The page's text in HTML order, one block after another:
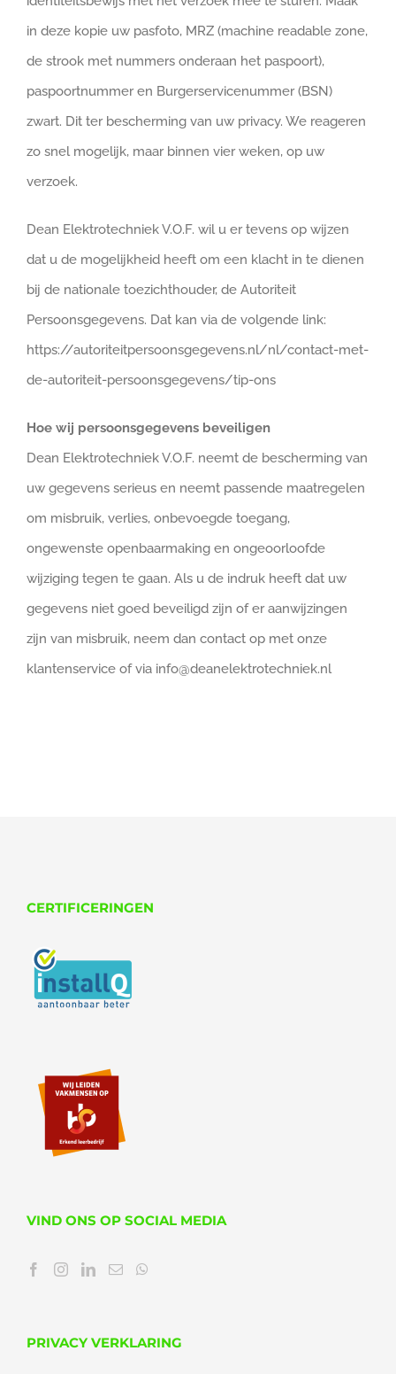
in deze kopie uw pasfoto, MRZ (machine readable zone,
de strook met nummers onderaan het paspoort),
paspoortnummer en Burgerservicenummer (BSN)
zwart. Dit ter bescherming van uw privacy. We reageren
zo snel mogelijk, maar binnen vier weken, op uw
verzoek.
Dean Elektrotechniek V.O.F. wil u er tevens op wijzen
dat u de mogelijkheid heeft om een klacht in te dienen
bij de nationale toezichthouder, de Autoriteit
Persoonsgegevens. Dat kan via de volgende link:
https://autoriteitpersoonsgegevens.nl/nl/contact-met-
de-autoriteit-persoonsgegevens/tip-ons
Hoe wij persoonsgegevens beveiligen
Dean Elektrotechniek V.O.F. neemt de bescherming van
uw gegevens serieus en neemt passende maatregelen
om misbruik, verlies, onbevoegde toegang,
ongewenste openbaarmaking en ongeoorloofde
wijziging tegen te gaan. Als u de indruk heeft dat uw
gegevens niet goed beveiligd zijn of er aanwijzingen
zijn van misbruik, neem dan contact op met onze
klantenservice of via info@deanelektrotechniek.nl
CERTIFICERINGEN
VIND ONS OP SOCIAL MEDIA
PRIVACY VERKLARING